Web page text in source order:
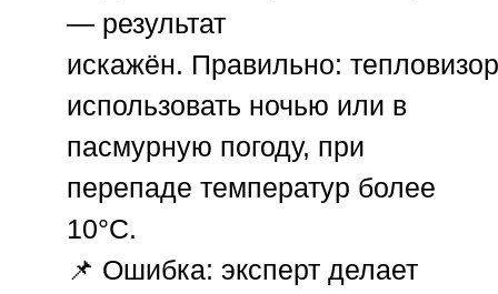
— результат
искажён. Правильно: тепловизор
использовать ночью или в
пасмурную погоду, при
перепаде температур более
10°C.
📌 Ошибка: эксперт делает